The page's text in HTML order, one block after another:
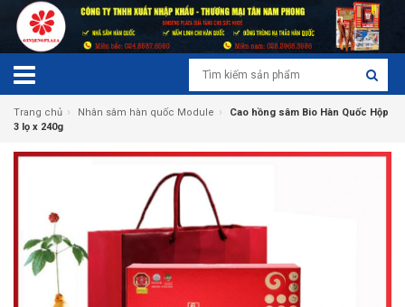
Trang chủ › Nhân sâm hàn quốc Module ›
Cao hồng sâm Bio Hàn Quốc Hộp
3 lọ x 240g